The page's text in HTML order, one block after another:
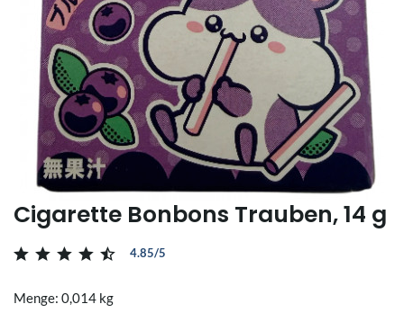
Cigarette Bonbons Trauben, 14 g
4.85/5
Menge: 0,014 kg